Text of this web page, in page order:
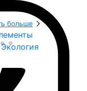
больше
Экология